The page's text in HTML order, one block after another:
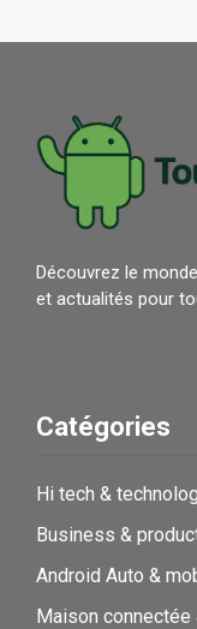
Découvrez le
et actualités pour
Catégories
Hi tech &
Business &
Android Auto &
Maison connectée